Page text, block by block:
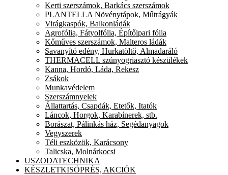
Kerti szerszámok, Barkács szerszámok
PLANTELLA Növénytápok, Műtrágyák
Virágkaspók, Balkonládák
Agrofólia, Fátyolfólia, Építőipari fólia
Kőműves szerszámok, Malteros ládák
Savanyító edény, Hurkatöltő, Almadaráló
THERMACELL szúnyogriasztó készülékek
Kanna, Hordó, Láda, Rekesz
Zsákok
Munkavédelem
Szerszámnyelek
Állattartás, Csapdák, Etetők, Itatók
Láncok, Horgok, Karabínerek, stb.
Borászat, Pálinkás ház, Segédanyagok
Vegyszerek
Téli eszközök, Karácsony
Talicska, Molnárkocsi
USZODATECHNIKA
KÉSZLETKISÖPRÉS, AKCIÓK